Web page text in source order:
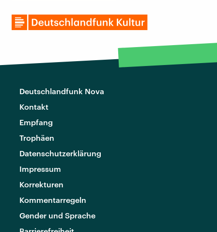
Deutschlandfunk Nova
Kontakt
Empfang
Trophäen
Datenschutzerklärung
Impressum
Korrekturen
Kommentarregeln
Gender und Sprache